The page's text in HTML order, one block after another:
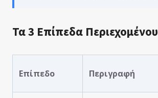
Τα 3 Επίπεδα Περιεχομένου
Επίπεδο Περιγραφή